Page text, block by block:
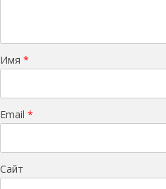
Имя *
Email *
Сайт